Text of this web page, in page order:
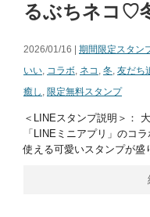
るぶちネコ♡
2026/01/16 | 期間限定スタン
いい, コラボ, ネコ , 冬, 友だち
癒し , 限定無料スタンプ
＜LINEスタンプ説明＞：
「LINEミニアプリ」のコ
使える可愛いスタンプが盛